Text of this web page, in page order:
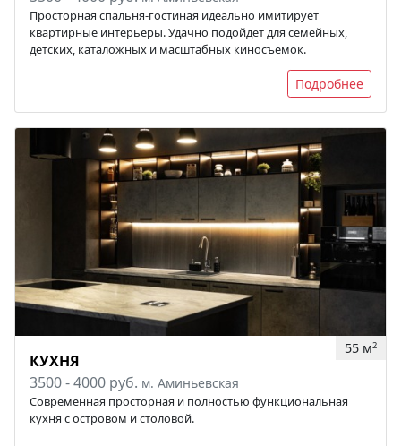
Просторная спальня-гостиная идеально имитирует
квартирные интерьеры. Удачно подойдет для семейных,
детских, каталожных и масштабных киносъемок.
Подробнее
55 м2
КУХНЯ
3500 - 4000 руб. м. Аминьевская
Современная просторная и полностью функциональная
кухня с островом и столовой.